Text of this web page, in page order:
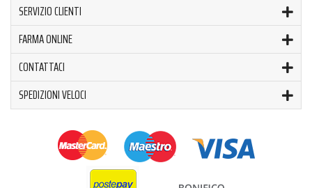
SERVIZIO CLIENTI
FARMA ONLINE
CONTATTACI
SPEDIZIONI VELOCI